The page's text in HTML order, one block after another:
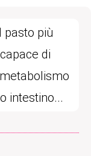
pasto più
di
intestino...